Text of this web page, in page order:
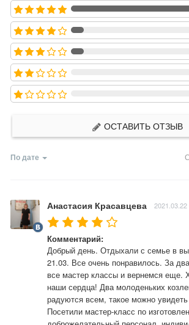
ОСТАВИТЬ ОТЗЫВ
По дате
Анастасия Красавцева 2021.03.22
Комментарий:
Добрый день. Отдыхали с семье в
21.03. Все очень понравилось. За
все мастер классы и вернемся еще.
наши сердца! Два молоденьких
радуются всем, такое можно
Посетили мастер-класс по